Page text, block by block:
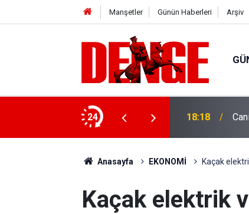
Manşetler Günün Haberleri Arşiv
24
kadar devam edecek 18:18
Anasayfa EKONOMİ Kaçak
Kaçak elektrik